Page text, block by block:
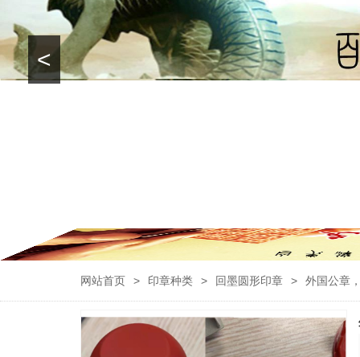
<
网站首页 > 印章种类 > 回墨圆形印章 > 外国公章